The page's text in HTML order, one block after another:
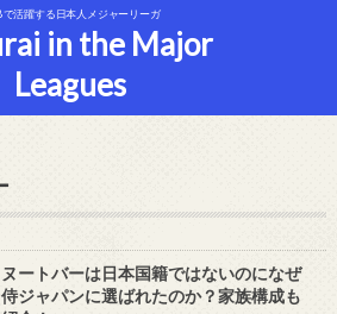
で活躍する日本人メジャーリーガ
in the Major
Leagues
ヌートバーは日本国籍ではないのになぜ
侍ジャパンに選ばれたのか？家族構成も